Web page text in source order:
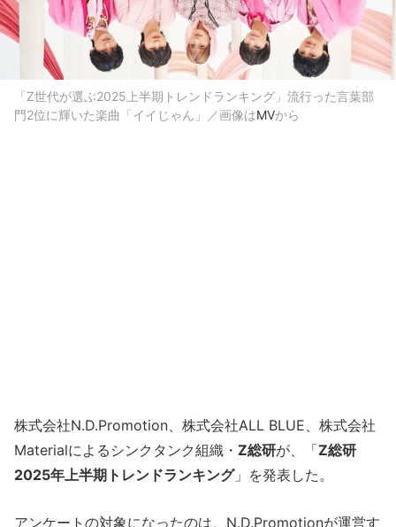
「Z世代が選ぶ2025上半期トレンドランキング」流行った言葉部
門2位に輝いた楽曲「イイじゃん」／画像はMVから
株式会社N.D.Promotion、株式会社ALL BLUE、株式会社
Materialによるシンクタンク組織・ Z総研が、「Z総研
2025年上半期トレンドランキング」を発表した。
アンケートの対象になったのは、N.D.Promotionが運営す